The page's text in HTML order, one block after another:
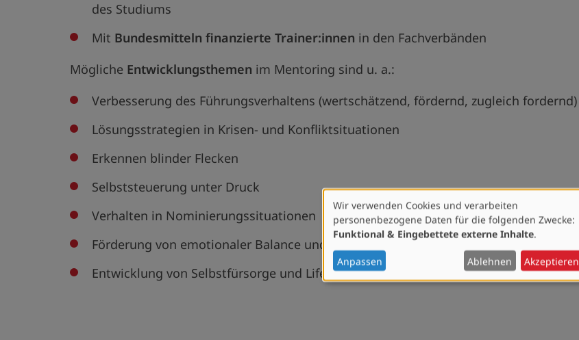
des Studiums
Mit Bundesmitteln finanzierte Trainer:innen in den Fachverbänden
Mögliche Entwicklungsthemen im Mentoring sind u. a.:
Verbesserung des Führungsverhaltens (wertschätzend, fördernd, zugleich fordernd)
Lösungsstrategien in Krisen- und Konfliktsituationen
Erkennen blinder Flecken
Selbststeuerung unter Druck
Verhalten in Nominierungssituationen
Förderung von emotionaler Balance und Ansprache der Athlet:innen
Entwicklung von Selbstfürsorge und Life-Work-Balance
Verwendung
von
personenbezogenen
Daten
und
Cookies
Wir verwenden Cookies und verarbeiten
personenbezogene Daten für die folgenden Zwecke:
Funktional & Eingebettete externe Inhalte.
Anpassen Ablehnen Akzeptieren